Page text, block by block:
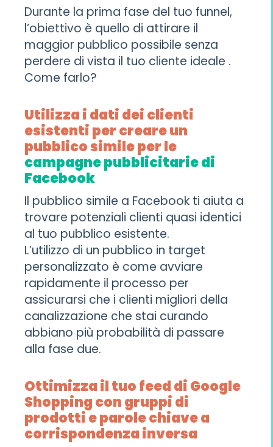
Durante la prima fase del tuo funnel,
l’obiettivo è quello di attirare il
maggior pubblico possibile senza
perdere di vista il tuo cliente ideale .
Come farlo?
Utilizza i dati dei clienti
esistenti per creare un
pubblico simile per le
campagne pubblicitarie di
Facebook
Il pubblico simile a Facebook ti aiuta a
trovare potenziali clienti quasi identici
al tuo pubblico esistente.
L’utilizzo di un pubblico in target
personalizzato è come avviare
rapidamente il processo per
assicurarsi che i clienti migliori della
canalizzazione che stai curando
abbiano più probabilità di passare
alla fase due.
Ottimizza il tuo feed di Google
Shopping con gruppi di
prodotti e parole chiave a
corrispondenza inversa